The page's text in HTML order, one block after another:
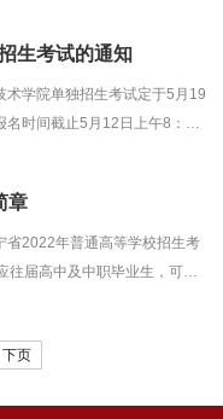
生考试的通知
学院单独招生考试定于5月19
名时间截止5月12日上午8：
公布，请各位考生及时关注我
术学院招生办”官方微信公众号
章
省2022年普通高等学校招生考
往届高中及中职毕业生，可参
zsb.lnmec.net.cn点击单招
下页